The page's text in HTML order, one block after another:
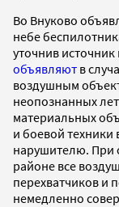
Во Внуково
небе
уточнив
объявляют в
воздушным
неопознанных
материальных
и боевой
нарушителю. При
районе все
перехватчиков и
немедленно